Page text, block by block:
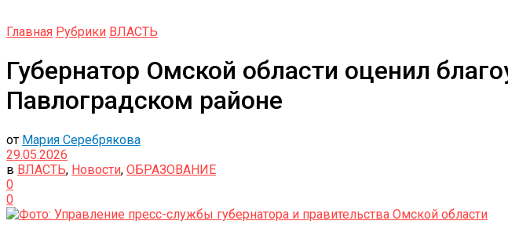
Главная Рубрики ВЛАСТЬ
Губернатор Омской области оценил
Павлоградском районе
от Мария Серебрякова
29.05.2026
в ВЛАСТЬ, Новости, ОБРАЗОВАНИЕ
0
0